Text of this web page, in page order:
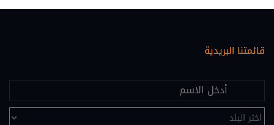
عقاري (30)
علم النفس (25)
تحكيم (24)
قائمتنا البريدية